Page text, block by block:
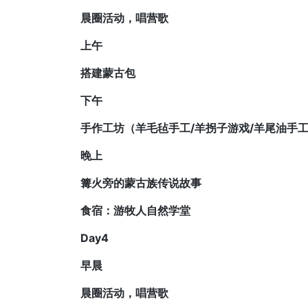
晨圈活动，唱营歌
上午
搭建蒙古包
下午
手作工坊（羊毛毡手工/羊拐子游戏/羊尾油手
晚上
篝火旁的蒙古族传说故事
食宿：游牧人自然学堂
Day4
早晨
晨圈活动，唱营歌